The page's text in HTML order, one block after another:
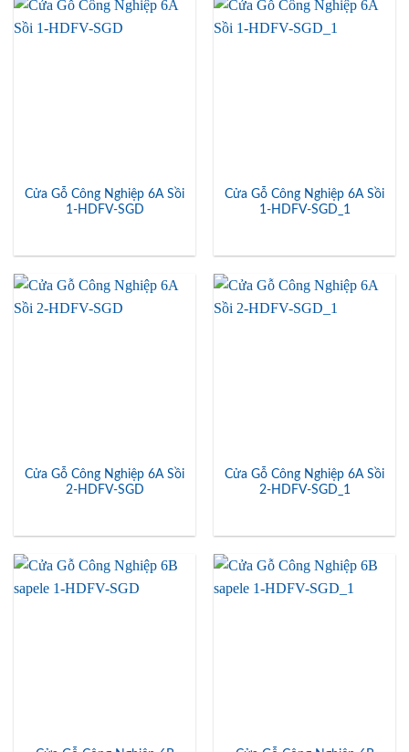
Cửa Gỗ Công Nghiệp 6A Sồi
1-HDFV-SGD
Cửa Gỗ Công Nghiệp 6A Sồi
1-HDFV-SGD_1
Cửa Gỗ Công Nghiệp 6A Sồi
2-HDFV-SGD
Cửa Gỗ Công Nghiệp 6A Sồi
2-HDFV-SGD_1